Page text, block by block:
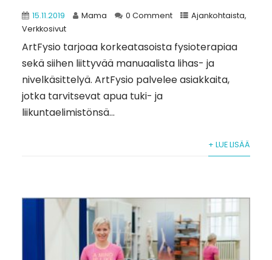
15.11.2019 Mama 0 Comment Ajankohtaista,
Verkkosivut
ArtFysio tarjoaa korkeatasoista fysioterapiaa
sekä siihen liittyvää manuaalista lihas- ja
nivelkäsittelyä. ArtFysio palvelee asiakkaita,
jotka tarvitsevat apua tuki- ja
liikuntaelimistönsä...
+ LUE LISÄÄ